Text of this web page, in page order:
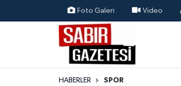
Foto Galeri Video
HABERLER SPOR
ÖZEL HABER
Osmaniye Nöbetçi Eczaneler
Osmaniye Hava Durumu